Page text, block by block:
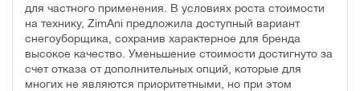
для частного применения. В условиях роста стоимости
на технику, ZimAni предложила доступный вариант
снегоуборщика, сохранив характерное для бренда
высокое качество. Уменьшение стоимости достигнуто за
счет отказа от дополнительных опций, которые для
многих не являются приоритетными, но при этом